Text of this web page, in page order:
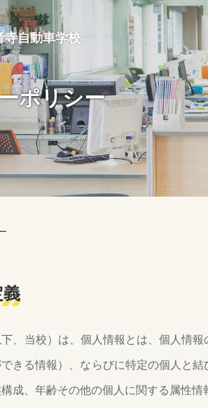
寺自動車学校
ポリシー
義
、当校）は、個人情報とは、個人情
きる情報）、ならびに特定の個人と
成、年齢その他の個人に関する属性情